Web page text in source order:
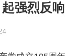
强烈反响